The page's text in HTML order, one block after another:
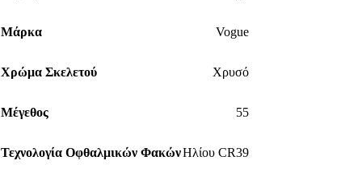
Μάρκα Vogue
Χρώμα Σκελετού Χρυσό
Μέγεθος 55
Τεχνολογία Οφθαλμικών ΦακώνΗλίου CR39